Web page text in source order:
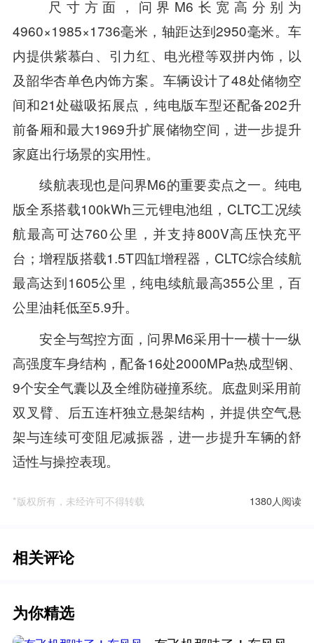
尺寸方面，问界M6长宽高分别为
4960×1985×1736毫米，轴距达到2950毫米。车
内提供紫慕白、引力红、电光橙等双拼内饰，以
及韶华杏单色内饰方案。车辆设计了48处储物空
间和21处磁吸拓展点，纯电版车型还配备202升
前备厢和最大1969升扩展储物空间，进一步提升
家庭出行场景的实用性。
续航表现也是问界M6的重要卖点之一。纯电
版全系搭载100kWh三元锂电池组，CLTC工况续
航最高可达760公里，并支持800V高压快充平
台；增程版搭载1.5T四缸增程器，CLTC综合续航
最高达到1605公里，纯电续航最高355公里，百
公里油耗低至5.9升。
安全与驾控方面，问界M6采用十一横十一纵
高强度车身结构，配备16处2000MPa热成型钢、
9个安全气囊以及全维防碰撞系统。底盘则采用前
双叉臂、后五连杆独立悬架结构，并提供空气悬
架与连续可变阻尼减振器，进一步提升车辆的舒
适性与操控表现。
*版权所有，未经许可不得转载 1380人阅读
相关评论
为你精选